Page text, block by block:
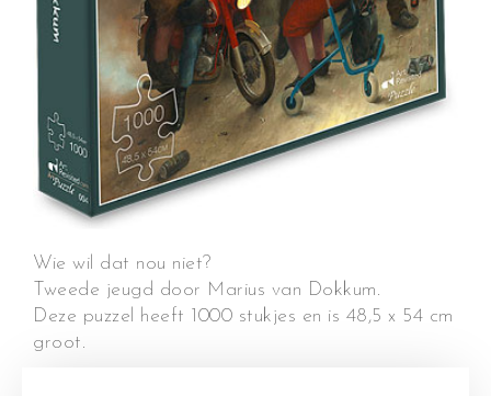
Wie wil dat nou niet?
Tweede jeugd door Marius van Dokkum.
Deze puzzel heeft 1000 stukjes en is 48,5 x 54 cm
groot.